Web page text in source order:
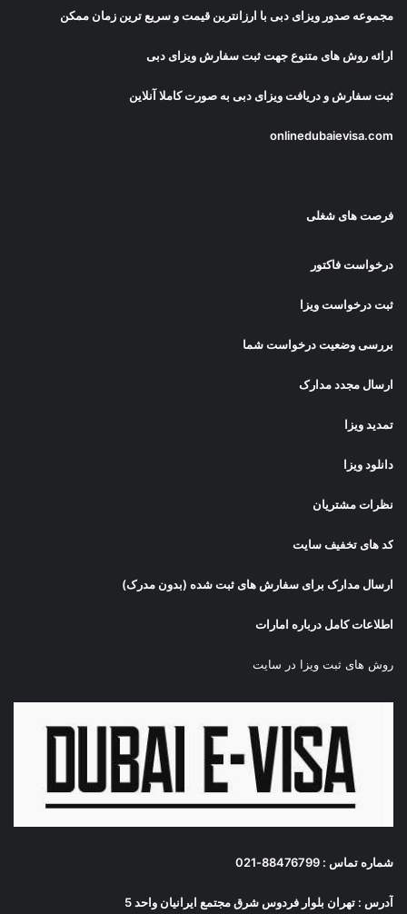
مجموعه صدور ویزای دبی با ارزانترین قیمت و سریع ترین زمان ممکن
ارائه روش های متنوع جهت ثبت سفارش ویزای دبی
ثبت سفارش و دریافتویزای دبی به صورت کاملا آنلاین
onlinedubaievisa.com
فرصت های شغلی
درخواست فاکتور
ثبت درخواست ویزا
بررسی وضعیت درخواست شما
ارسال مجدد مدارک
تمدید ویزا
دانلود ویزا
نظرات مشتریان
کد های تخفیف سایت
ارسال مدارک برای سفارش های ثبت شده (بدون مدرک)
اطلاعات کامل درباره امارات
روش های ثبت ویزا در سایت
شماره تماس : 88476799-021
آدرس : تهران بلوار فردوس شرق مجتمع ایرانیان واحد 5